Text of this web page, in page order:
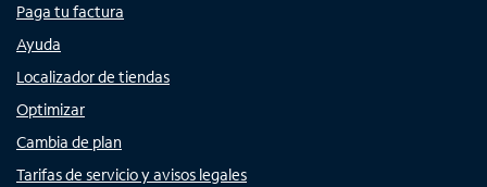
Paga tu factura
Ayuda
Localizador de tiendas
Optimizar
Cambia de plan
Tarifas de servicio y avisos legales